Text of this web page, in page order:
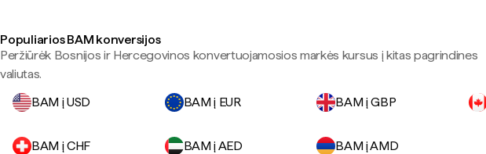
Populiarios BAM konversijos
Peržiūrėk Bosnijos ir Hercegovinos konvertuojamosios markės kursus į kitas pagrindines
valiutas.
BAM į USD
BAM į EUR BAM į GBP
BAM į CHF BAM į AED BAM į AMD